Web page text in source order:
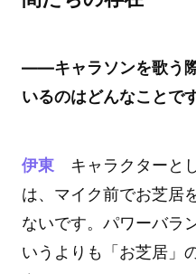
――キャラソンを歌う
いるのはどんなことで
伊東キャラクターと
は、マイク前でお芝居
ないです。パワーバラ
いうよりも「お芝居」